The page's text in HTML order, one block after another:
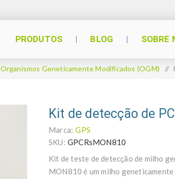
PRODUTOS BLOG SOBRE
Organismos Geneticamente Modificados (OGM) /
Kit de detecção de
Marca: GPS
SKU: GPCRsMON810
Kit de teste de detecção de milho
MON810 é um milho